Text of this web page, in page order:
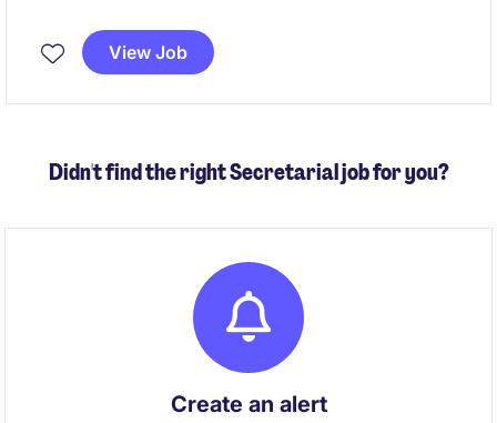
View Job
Didn't find the right Secretarial job for you?
Create an alert